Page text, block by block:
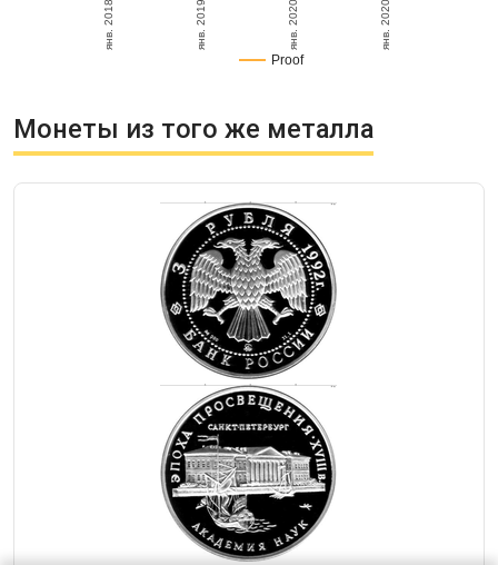
Proof
янв. 2018 янв. 2019 янв. 2020 янв. 2020
Монеты из того же металла